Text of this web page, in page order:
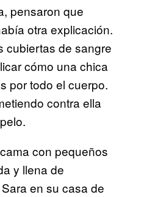
pensaron que
otra explicación.
cubiertas de sangre
cómo una chica
por todo el cuerpo.
contra ella
con pequeños
y llena de
en su casa de